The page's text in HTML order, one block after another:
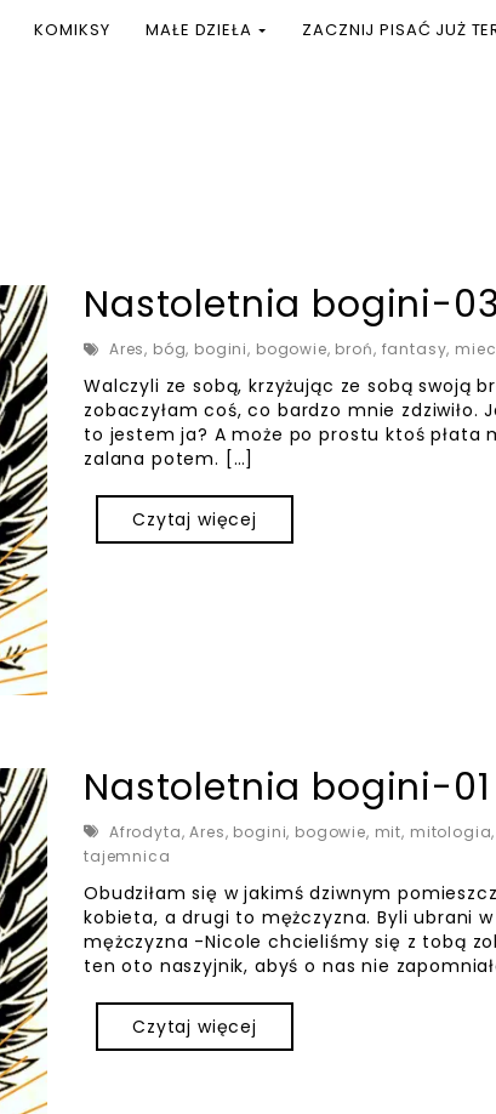
KOMIKSY MAŁE DZIEŁA ZACZNIJ PISAĆ JUŻ
Nastoletnia bogini-03
Ares, bóg, bogini, bogowie, broń, fantasy,
Walczyli ze sobą, krzyżując ze sobą swoją
zobaczyłam coś, co bardzo mnie zdziwiło.
to jestem ja? A może po prostu ktoś płata
zalana potem. […]
Czytaj więcej
Nastoletnia bogini-01
Afrodyta,Ares, bogini, bogowie, mit, mitologia,
tajemnica
Obudziłam się w jakimś dziwnym
kobieta, a drugi to mężczyzna. Byli ubrani
mężczyzna -Nicole chcieliśmy się z tobą
ten oto naszyjnik, abyś o nas nie
Czytaj więcej